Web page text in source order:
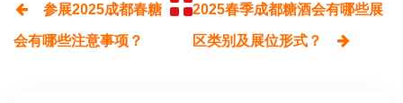
参展2025成都春糖
会有哪些注意事项？
2025春季成都糖酒会有哪些展
区类别及展位形式？